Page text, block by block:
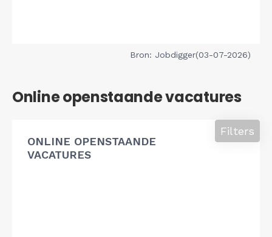
Bron: Jobdigger(03-07-2026)
Online openstaande vacatures
ONLINE OPENSTAANDE
VACATURES
Filters